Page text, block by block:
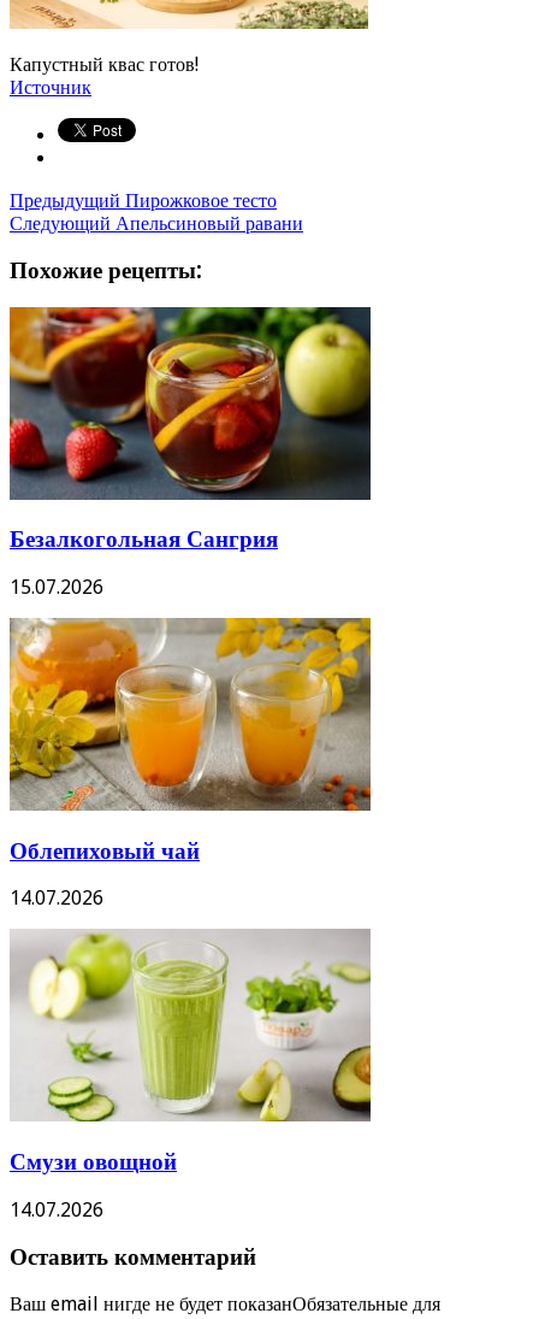
Капустный квас готов!
Источник
Предыдущий Пирожковое тесто
Следующий Апельсиновый равани
Похожие рецепты:
Безалкогольная Сангрия
15.07.2026
Облепиховый чай
14.07.2026
Смузи овощной
14.07.2026
Оставить комментарий
Ваш email нигде не будет показанОбязательные для